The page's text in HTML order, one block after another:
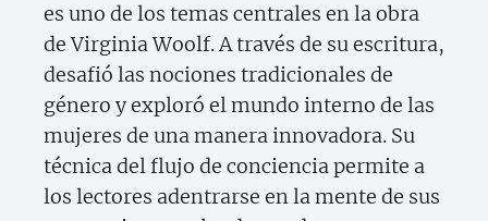
es uno de los temas centrales en la obra
de Virginia Woolf. A través de su escritura,
desafió las nociones tradicionales de
género y exploró el mundo interno de las
mujeres de una manera innovadora. Su
técnica del flujo de conciencia permite a
los lectores adentrarse en la mente de sus